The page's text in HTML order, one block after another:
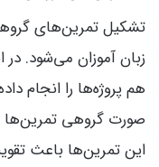
تشکیل تمرین‌های
زبان آموزان می‌شود. در
هم پروژه‌ها را انجام
صورت گروهی تمرین‌ها
این تمرین‌ها باعث